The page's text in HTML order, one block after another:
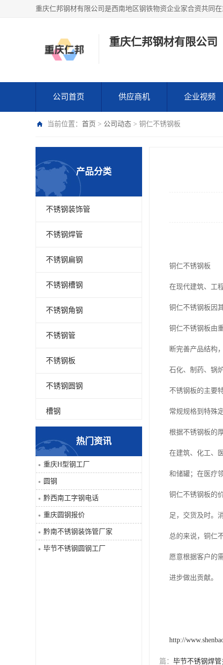
重庆仁邦钢材有限公司
公司首页 供应商机 企业视频
当前位置： 首页 > 公司动态 > 铜仁不锈钢板
产品分类
不锈钢装饰管
不锈钢焊管
不锈钢扁钢
不锈钢槽钢
不锈钢角钢
不锈钢管
不锈钢板
不锈钢圆钢
槽钢
角钢
焊管
工字钢
H型钢
热门资讯
重庆H型钢工厂
圆钢
黔西南工字钢电话
重庆圆钢报价
黔南不锈钢装饰管厂家
毕节不锈钢圆钢工厂
铜仁不锈钢板
在现代建筑、工
铜仁不锈钢板因
铜仁不锈钢板由
断完善产品结构
石化、制药、锅
不锈钢板的主要
常规规格到特殊
根据不锈钢板的
在建筑、化工、
和储罐；在医疗
铜仁不锈钢板的
足，交货及时。
总的来说，铜仁
愿意根据客户的
进步做出贡献。
http://
篇： 毕节不锈钢焊